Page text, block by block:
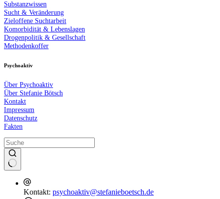
Substanzwissen
Sucht & Veränderung
Zieloffene Suchtarbeit
Komorbidität & Lebenslagen
Drogenpolitik & Gesellschaft
Methodenkoffer
Psychoaktiv
Über Psychoaktiv
Über Stefanie Bötsch
Kontakt
Impressum
Datenschutz
Fakten
Kontakt: psychoaktiv@stefanieboetsch.de